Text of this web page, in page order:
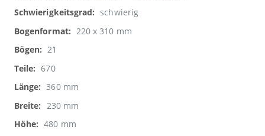
schwierig
220 x 310 mm
21
670
360 mm
230 mm
480 mm